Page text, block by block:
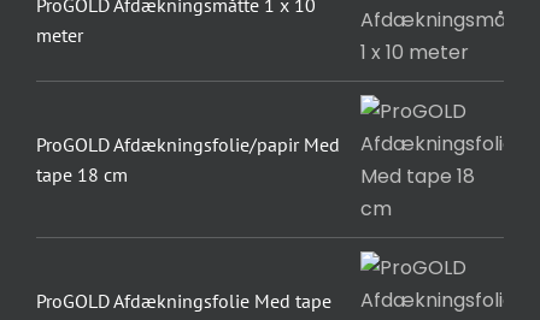
meter
ProGOLD Afdækningsfolie/papir Med
tape 18 cm
ProGOLD Afdækningsfolie Med tape